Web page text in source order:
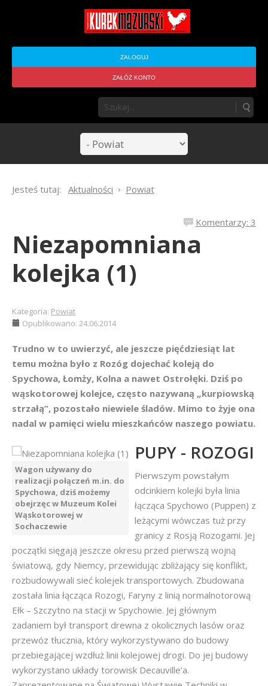
ZALOGUJ
ZAŁÓŻ KONTO
Jesteś tutaj: Aktualności Powiat
Komentarzy: 3
Niezapomniana
kolejka (1)
Kategoria: Powiat
Opublikowano: 24.06.2014
Trudno w to uwierzyć, ale jeszcze pięćdziesiąt lat
temu można było z Rozóg dojechać koleją do
Spychowa, Łomży, Kolna a nawet Ostrołęki. Dziś po
wąskotorowej kolejce, często nazywaną „kurpiowską
strzałą”, pozostało niewiele śladów. Mimo to żyje ona
nadal w pamięci wielu mieszkańców naszego powiatu.
Wagon używany do
realizacji połączeń m.in. do
Spychowa, dziś możemy
obejrzęc w Muzeum Kolei
Wąskotorowej w
Sochaczewie
PUPY - ROZOGI
Pierwszym powstałym
odcinkiem kolejki była linia
łącząca Spychowo (Puppen) z
leżącymi wówczas tuż przy
granicy z Rosją Rozogami. Jej
początki sięgają jeszcze okresu przed pierwszą wojną
światową, gdy Niemcy, przewidując zbliżający się konflikt,
rozbudowywali sieć kolejek transportowych. Zbudowana
została linia łącząca Rozogi, Faryny z linią normalnotorową
Ełk – Szczytno na stacji w Spychowie. Jej głównym
zadaniem był transport drewna z okolicznych lasów oraz
przewóz tłucznia, który wykorzystywano do budowy
przebiegającej wzdłuż linii kolejowej drogi. Do jej budowy
wykorzystano układy torowisk Decauville’a.